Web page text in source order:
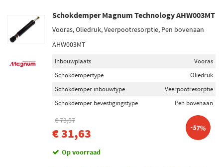
Schokdemper Magnum Technology AHW003MT
Vooras, Oliedruk, Veerpootresorptie, Pen bovenaan
AHW003MT
Inbouwplaats
Vooras
Schokdempertype
Oliedruk
Schokdemper inbouwtype
Veerpootresorptie
Schokdemper bevestigingstype
Pen bovenaan
€ 73,57
€ 31,63 -57%
Op voorraad